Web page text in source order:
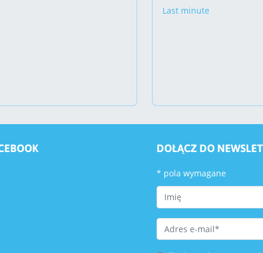
Last minute
DOŁĄCZ DO
* pola wymagane
First Name
Email Address *